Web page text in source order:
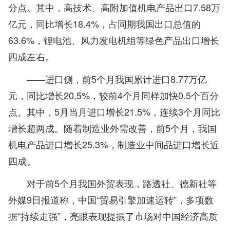
分点。其中，高技术、高附加值机电产品出口7.58万
亿元，同比增长18.4%，占同期我国出口总值的
63.6%，锂电池、风力发电机组等绿色产品出口增长
四成左右。
——进口侧，前5个月我国累计进口8.77万亿
元，同比增长20.5%，较前4个月同样加快0.5个百分
点。其中，5月当月进口增长21.5%，连续3个月同比
增长超两成。随着制造业外需改善，前5个月，我国
机电产品进口增长25.3%，制造业中间品进口增长近
四成。
对于前5个月我国外贸表现，路透社、德新社等
外媒9日报道称，中国“贸易引擎加速运转”，多项数
据“持续走强”，亮眼表现提振了市场对中国经济高质